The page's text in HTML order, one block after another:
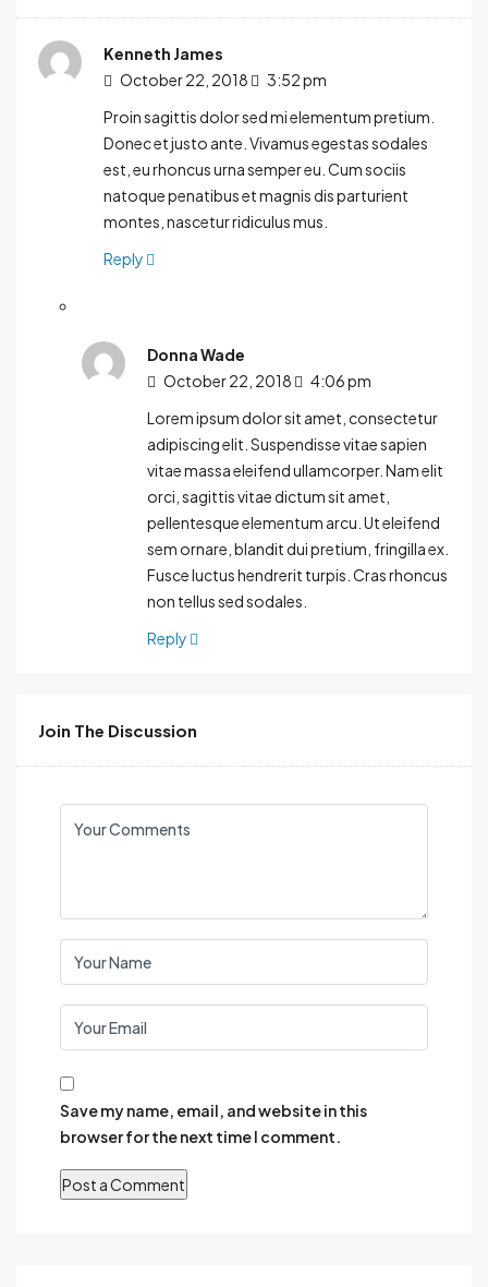
Kenneth James
October 22, 2018
3:52 pm
Proin sagittis dolor sed mi elementum pretium.
Donec et justo ante. Vivamus egestas sodales
est, eu rhoncus urna semper eu. Cum sociis
natoque penatibus et magnis dis parturient
montes, nascetur ridiculus mus.
Reply
Donna Wade
October 22, 2018
4:06 pm
Lorem ipsum dolor sit amet, consectetur
adipiscing elit. Suspendisse vitae sapien
vitae massa eleifend ullamcorper. Nam elit
orci, sagittis vitae dictum sit amet,
pellentesque elementum arcu. Ut eleifend
sem ornare, blandit dui pretium, fringilla ex.
Fusce luctus hendrerit turpis. Cras rhoncus
non tellus sed sodales.
Reply
Join The Discussion
Save my name, email, and website in this
browser for the next time I comment.